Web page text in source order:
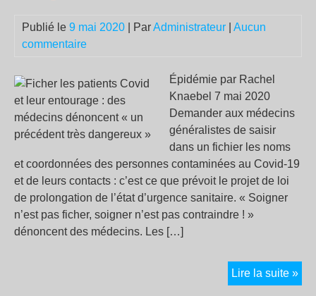
Publié le 9 mai 2020 | ParAdministrateur
Aucun
commentaire
Épidémie par Rachel
Knaebel 7 mai 2020
Demander aux médecins
généralistes de saisir
dans un fichier les noms
et coordonnées des personnes contaminées au Covid-19
et de leurs contacts : c’est ce que prévoit le projet de loi
de prolongation de l’état d’urgence sanitaire. « Soigner
n’est pas ficher, soigner n’est pas contraindre ! »
dénoncent des médecins. Les […]
Lire la suite »
les